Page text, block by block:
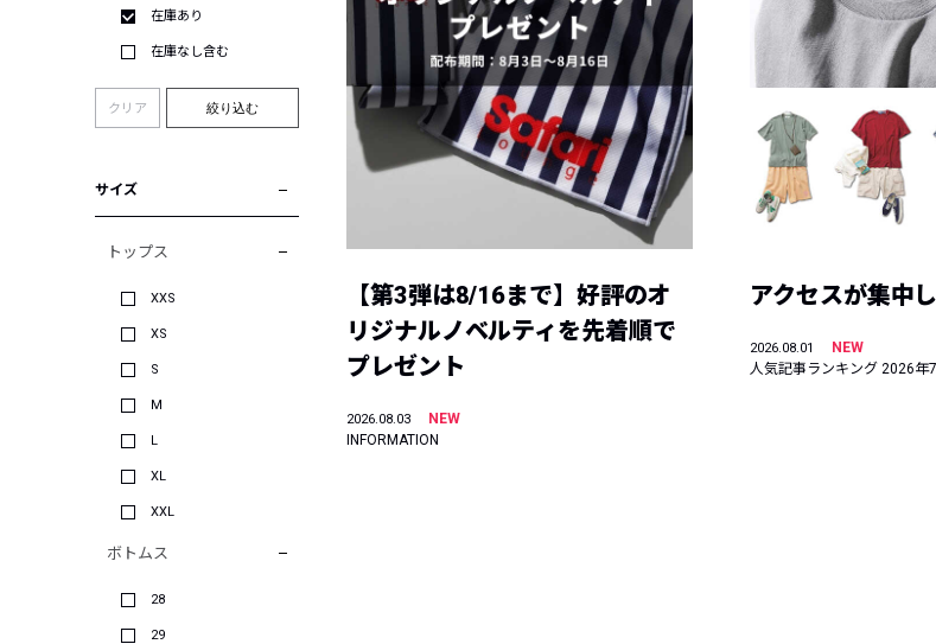
在庫あり
在庫なし含む
クリア 絞り込む
サイズ
トップス
XXS
XS
S
M
L
XL
XXL
ボトムス
28
29
【第3弾は8/16まで】好評のオ
リジナルノベルティを先着順で
プレゼント
2026.08.03
NEW
INFORMATION
アクセスが集中
2026.08.01
NEW
人気記事ランキング 2026年